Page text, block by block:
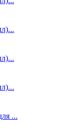
...